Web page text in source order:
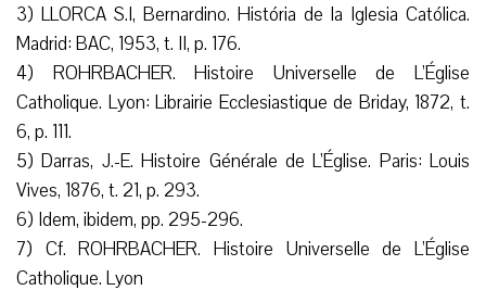
3) LLORCA S.I, Bernardino. História de la Iglesia Católica.
Madrid: BAC, 1953, t. II, p. 176.
4) ROHRBACHER. Histoire Universelle de L’Église
Catholique. Lyon: Librairie Ecclesiastique de Briday, 1872, t.
6, p. 111.
5) Darras, J.-E. Histoire Générale de L’Église. Paris: Louis
Vives, 1876, t. 21, p. 293.
6) Idem, ibidem, pp. 295-296.
7) Cf. ROHRBACHER. Histoire Universelle de L’Église
Catholique. Lyon